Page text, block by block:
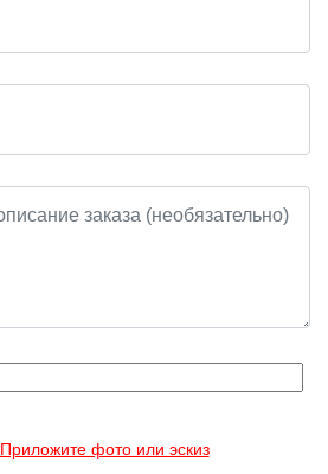
Приложите фото или эскиз